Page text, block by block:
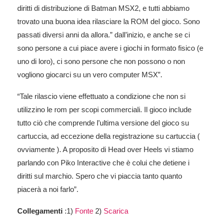
diritti di distribuzione di Batman MSX2, e tutti abbiamo
trovato una buona idea rilasciare la ROM del gioco. Sono
passati diversi anni da allora.” dall’inizio, e anche se ci
sono persone a cui piace avere i giochi in formato fisico (e
uno di loro), ci sono persone che non possono o non
vogliono giocarci su un vero computer MSX”.
“Tale rilascio viene effettuato a condizione che non si
utilizzino le rom per scopi commerciali. Il gioco include
tutto ciò che comprende l’ultima versione del gioco su
cartuccia, ad eccezione della registrazione su cartuccia (
ovviamente ). A proposito di Head over Heels vi stiamo
parlando con Piko Interactive che è colui che detiene i
diritti sul marchio. Spero che vi piaccia tanto quanto
piacerà a noi farlo”.
Collegamenti :1) Fonte 2) Scarica